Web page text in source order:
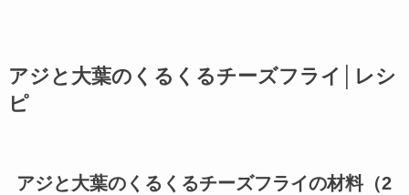
アジと大葉のくるくるチーズフライ│レシ
ピ
アジと大葉のくるくるチーズフライの材料（2